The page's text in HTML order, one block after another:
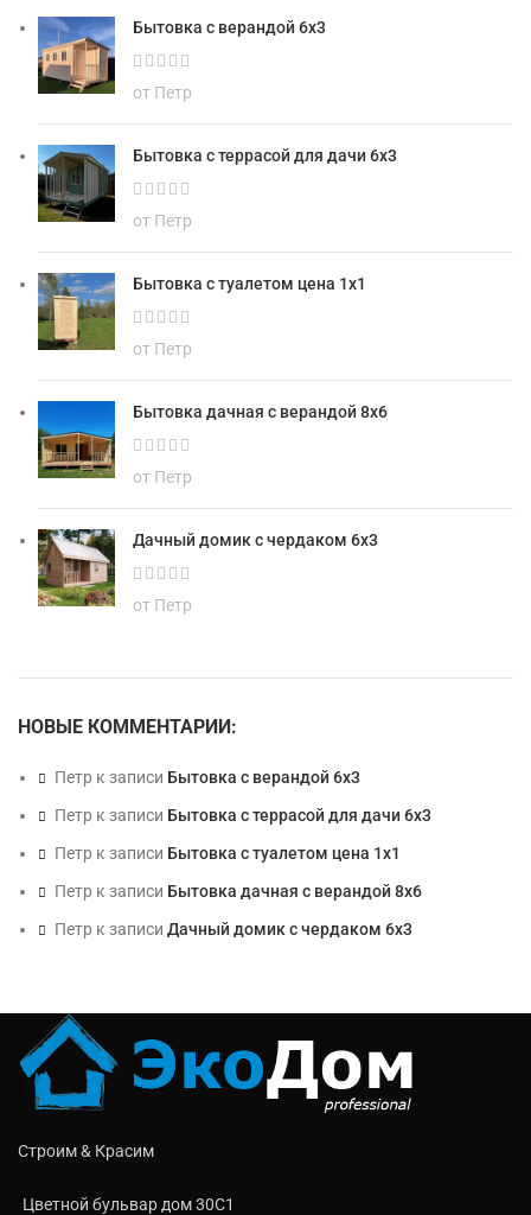
Бытовка с верандой 6х3
от Петр
Бытовка с террасой для дачи 6х3
от Петр
Бытовка с туалетом цена 1х1
от Петр
Бытовка дачная с верандой 8х6
от Петр
Дачный домик с чердаком 6х3
от Петр
НОВЫЕ КОММЕНТАРИИ:
Петр к записи Бытовка с верандой 6х3
Петр к записи Бытовка с террасой для дачи 6х3
Петр к записи Бытовка с туалетом цена 1х1
Петр к записи Бытовка дачная с верандой 8х6
Петр к записи Дачный домик с чердаком 6х3
Строим & Красим
Цветной бульвар дом 30C1